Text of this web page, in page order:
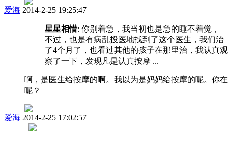
爱海 2014-2-25 19:25:47
星星相惜: 你别着急，我当初也是急的睡不着觉，
不过，也是有病乱投医地找到了这个医生，我们治
了4个月了，也看过其他的孩子在那里治，我认真观
察了一下，发现凡是认真按摩 ...
啊，是医生给按摩的啊。我以为是妈妈给按摩的呢。你
呢？
爱海 2014-2-25 17:02:57